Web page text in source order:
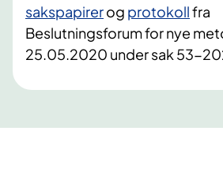
sakspapirerog protokollfra
Beslutningsforum for nye
25.05.2020 under sak 53-